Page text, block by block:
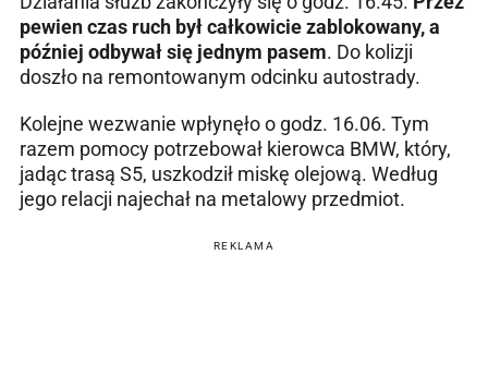
pewien czas ruch był całkowicie zablokowany, a
później odbywał się jednym pasem. Do kolizji
doszło na remontowanym odcinku autostrady.
Kolejne wezwanie wpłynęło o godz. 16.06. Tym
razem pomocy potrzebował kierowca BMW, który,
jadąc trasą S5, uszkodził miskę olejową. Według
jego relacji najechał na metalowy przedmiot.
REKLAMA